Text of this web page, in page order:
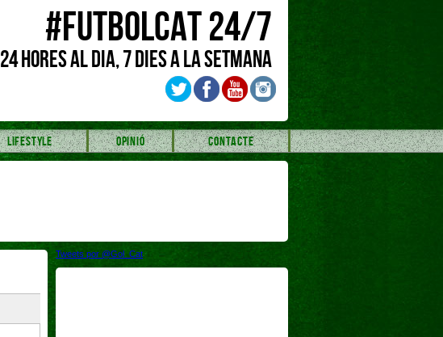
#FUTBOLCAT 24/7
24 HORES AL DIA, 7 DIES A LA SETMANA
LIFESTYLE OPINIÓ CONTACTE
Tweets por @Gol_Cat